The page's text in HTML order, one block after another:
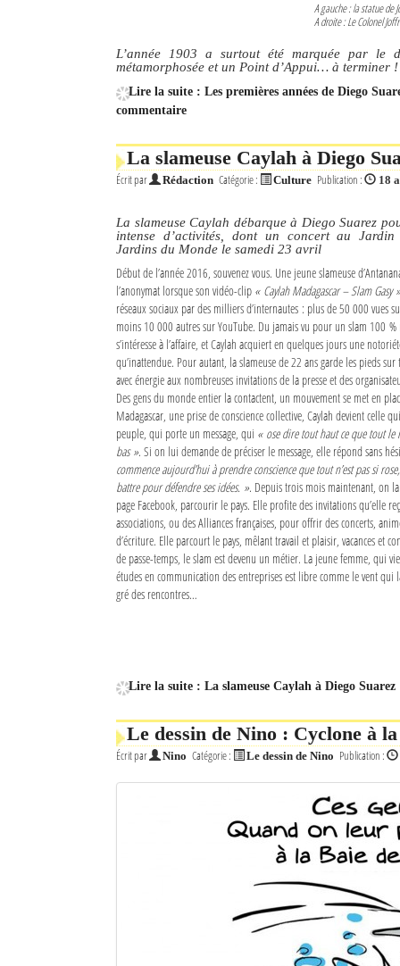
Connexion
Identifiant oublié ?
Mot de passe oublié ?
A gauche : la statue de
A droite : Le Colonel
L’année 1903 a surtout été marquée par
métamorphosée et un Point d’Appui… à terminer !
Lire la suite : Les premières années de Diego
commentaire
La slameuse Caylah à Diego
Écrit par Rédaction Catégorie : Culture Publication : 18
La slameuse Caylah débarque à Diego Suarez
intense d’activités, dont un concert au Jardin
Jardins du Monde le samedi 23 avril
Début de l’année 2016, souvenez vous. Une jeune slameuse
l’anonymat lorsque son vidéo-clip « Caylah Madagascar – Slam Gasy »
réseaux sociaux par des milliers d’internautes : plus de 50 000 vues
moins 10 000 autres sur YouTube. Du jamais vu pour un slam 100 %
s’intéresse à l’affaire, et Caylah acquiert en quelques jours une
qu’inattendue. Pour autant, la slameuse de 22 ans garde les pieds
avec énergie aux nombreuses invitations de la presse et des
Des gens du monde entier la contactent, un mouvement se met en
Madagascar, une prise de conscience collective, Caylah devient celle
peuple, qui porte un message, qui « ose dire tout haut ce que tout le
bas ». Si on lui demande de préciser le message, elle répond sans
commence aujourd’hui à prendre conscience que tout n’est pas si
battre pour défendre ses idées. ». Depuis trois mois maintenant, on
page Facebook, parcourir le pays. Elle profite des invitations qu’elle
associations, ou des Alliances françaises, pour offrir des concerts,
d’écriture. Elle parcourt le pays, mêlant travail et plaisir, vacances et
de passe-temps, le slam est devenu un métier. La jeune femme, qui
études en communication des entreprises est libre comme le vent qui
gré des rencontres…
Lire la suite : La slameuse Caylah à Diego Suarez
Le dessin de Nino : Cyclone à
Écrit par Nino Catégorie : Le dessin de Nino Publication :